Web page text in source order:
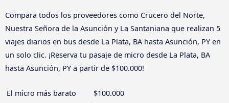
Compara todos los proveedores como Crucero del Norte,
Nuestra Señora de la Asunción y La Santaniana que realizan 5
viajes diarios en bus desde La Plata, BA hasta Asunción, PY en
un solo clic. ¡Reserva tu pasaje de micro desde La Plata, BA
hasta Asunción, PY a partir de $100.000!
El micro más barato
$100.000